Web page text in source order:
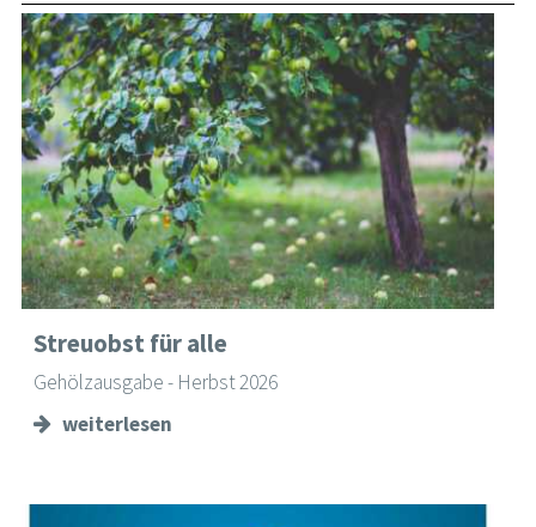
Streuobst für alle
Gehölzausgabe - Herbst 2026
weiterlesen